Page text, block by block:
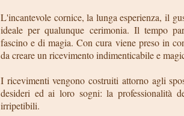
L'incantevole cornice, la lunga esperienza, il
ideale per qualunque cerimonia. Il tempo
fascino e di magia. Con cura viene preso in
da creare un ricevimento indimenticabile e
I ricevimenti vengono costruiti attorno agli
desideri ed ai loro sogni: la professionalità
irripetibili.